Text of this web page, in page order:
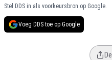
Stel DDS in als voorkeursbron op Google.
Voeg DDS toe op Google